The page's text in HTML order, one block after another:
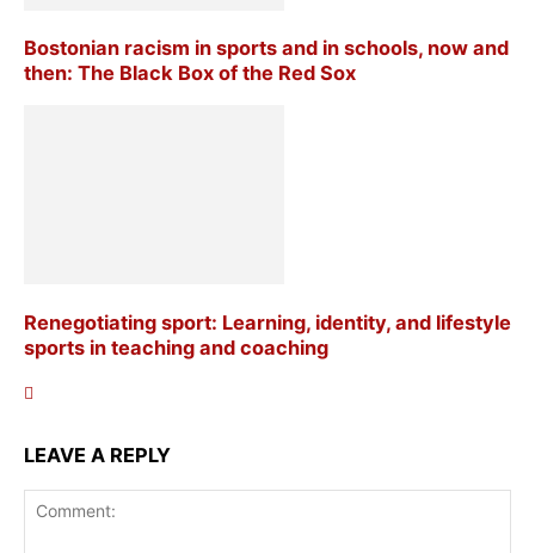
Bostonian racism in sports and in schools, now and
then: The Black Box of the Red Sox
Renegotiating sport: Learning, identity, and lifestyle
sports in teaching and coaching
LEAVE A REPLY